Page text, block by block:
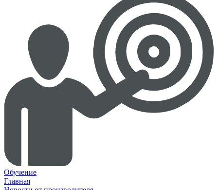
Обучение
Главная